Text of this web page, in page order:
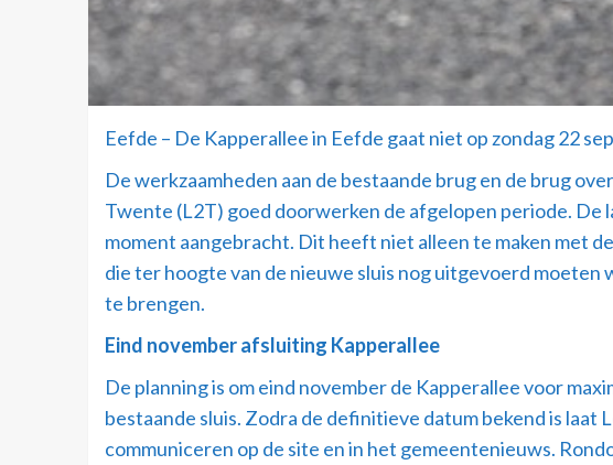
Eefde – De Kapperallee in Eefde gaat niet op zondag 22
De werkzaamheden aan de bestaande brug en de brug
Twente (L2T) goed doorwerken de afgelopen periode.
moment aangebracht. Dit heeft niet alleen te maken met
die ter hoogte van de nieuwe sluis nog uitgevoerd
te brengen.
Eind november afsluiting Kapperallee
De planning is om eind november de Kapperallee voor
bestaande sluis. Zodra de definitieve datum bekend is
communiceren op de site en in het gemeentenieuws.